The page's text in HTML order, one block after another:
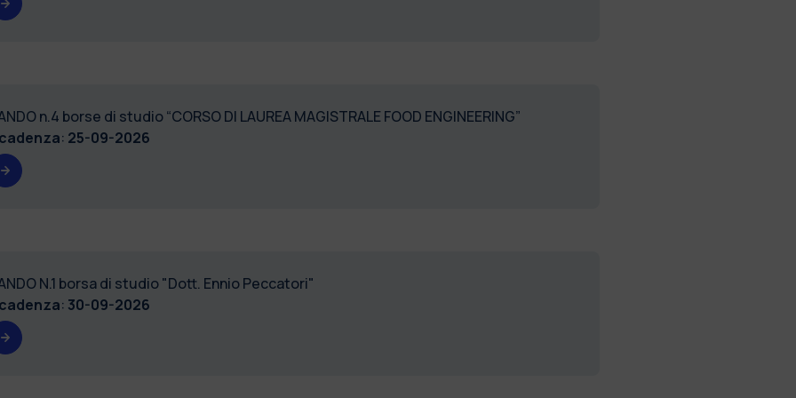
n.4 borse di studio “CORSO DI LAUREA MAGISTRALE FOOD ENGINEERING”
: 25-09-2026
N.1 borsa di studio "Dott. Ennio Peccatori"
: 30-09-2026